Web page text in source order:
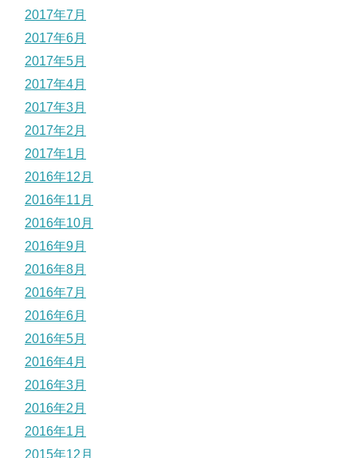
2017年7月
2017年6月
2017年5月
2017年4月
2017年3月
2017年2月
2017年1月
2016年12月
2016年11月
2016年10月
2016年9月
2016年8月
2016年7月
2016年6月
2016年5月
2016年4月
2016年3月
2016年2月
2016年1月
2015年12月